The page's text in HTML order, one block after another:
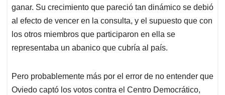
ganar. Su crecimiento que pareció tan dinámico se debió
al efecto de vencer en la consulta, y el supuesto que con
los otros miembros que participaron en ella se
representaba un abanico que cubría al país.
Pero probablemente más por el error de no entender que
Oviedo captó los votos contra el Centro Democrático,